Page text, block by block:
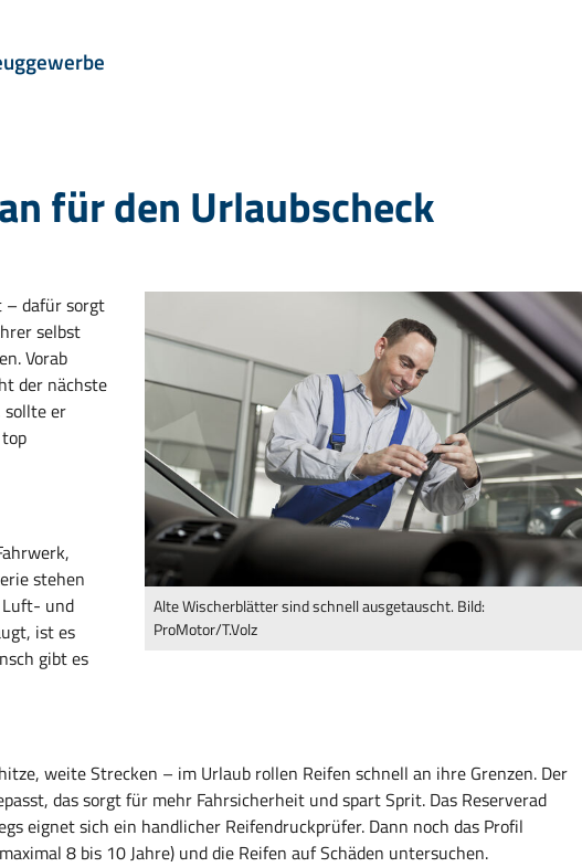
für den Urlaubscheck
Alte Wischerblätter sind schnell ausgetauscht. Bild:
ProMotor/T.Volz
– dafür sorgt
selbst
Vorab
der nächste
sollte er
stehen
Luft- und
ist es
gibt es
weite Strecken – im Urlaub rollen Reifen schnell an ihre Grenzen. Der
das sorgt für mehr Fahrsicherheit und spart Sprit. Das Reserverad
eignet sich ein handlicher Reifendruckprüfer. Dann noch das Profil
8 bis 10 Jahre) und die Reifen auf Schäden untersuchen.